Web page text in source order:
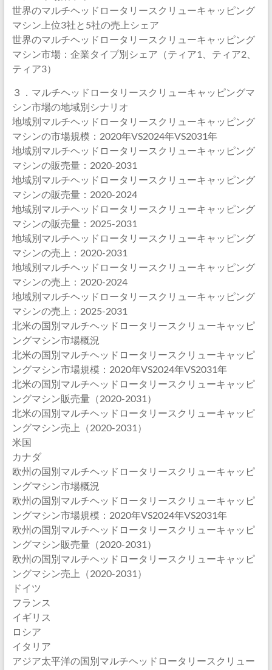
世界のマルチヘッドロータリースクリューキャッピング
マシン上位3社と5社の売上シェア
世界のマルチヘッドロータリースクリューキャッピング
マシン市場：企業タイプ別シェア（ティア1、ティア2、
ティア3）
３．マルチヘッドロータリースクリューキャッピングマ
シン市場の地域別シナリオ
地域別マルチヘッドロータリースクリューキャッピング
マシンの市場規模：2020年VS2024年VS2031年
地域別マルチヘッドロータリースクリューキャッピング
マシンの販売量：2020-2031
地域別マルチヘッドロータリースクリューキャッピング
マシンの販売量：2020-2024
地域別マルチヘッドロータリースクリューキャッピング
マシンの販売量：2025-2031
地域別マルチヘッドロータリースクリューキャッピング
マシンの売上：2020-2031
地域別マルチヘッドロータリースクリューキャッピング
マシンの売上：2020-2024
地域別マルチヘッドロータリースクリューキャッピング
マシンの売上：2025-2031
北米の国別マルチヘッドロータリースクリューキャッピ
ングマシン市場概況
北米の国別マルチヘッドロータリースクリューキャッピ
ングマシン市場規模：2020年VS2024年VS2031年
北米の国別マルチヘッドロータリースクリューキャッピ
ングマシン販売量（2020-2031）
北米の国別マルチヘッドロータリースクリューキャッピ
ングマシン売上（2020-2031）
米国
カナダ
欧州の国別マルチヘッドロータリースクリューキャッピ
ングマシン市場概況
欧州の国別マルチヘッドロータリースクリューキャッピ
ングマシン市場規模：2020年VS2024年VS2031年
欧州の国別マルチヘッドロータリースクリューキャッピ
ングマシン販売量（2020-2031）
欧州の国別マルチヘッドロータリースクリューキャッピ
ングマシン売上（2020-2031）
ドイツ
フランス
イギリス
ロシア
イタリア
アジア太平洋の国別マルチヘッドロータリースクリュー